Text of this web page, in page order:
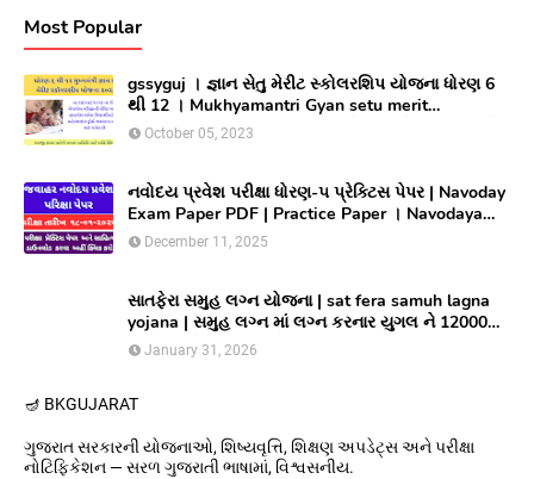
Most Popular
gssyguj । જ્ઞાન સેતુ મેરીટ સ્કોલરશિપ યોજના ધોરણ 6
થી 12 । Mukhyamantri Gyan setu merit
Scholarship yojana 2023 ।સીલેક્ટ થયેલ વિધાર્થીઓ
October 05, 2023
નવોદય પ્રવેશ પરીક્ષા ધોરણ-૫ પ્રેક્ટિસ પેપર | Navoday
Exam Paper PDF | Practice Paper । Navodaya
Old paper NMMS OLD PAPER
December 11, 2025
સાતફેરા સમુહ લગ્ન યોજના | sat fera samuh lagna
yojana | સમુહ લગ્ન માં લગ્ન કરનાર યુગલ ને 12000
અને આયોજક સંસ્થાને યુગલ દિઠ ૩૦૦૦૦/ ની સહાય
January 31, 2026
🪔 BKGUJARAT
ગુજરાત સરકારની યોજનાઓ, શિષ્યવૃત્તિ, શિક્ષણ અપડેટ્સ અને પરીક્ષા
નોટિફિકેશન — સરળ ગુજરાતી ભાષામાં, વિશ્વસનીય.